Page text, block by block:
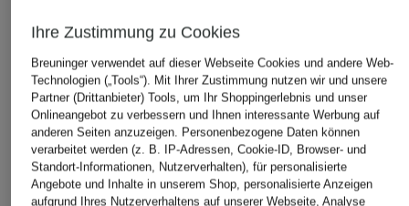
ÄHNLICHE ARTIKEL ENTDECKEN
Ihre Zustimmung zu Cookies
Breuninger verwendet auf dieser Webseite Cookies und andere Web-
Technologien („Tools“). Mit Ihrer Zustimmung nutzen wir und unsere
Partner (Drittanbieter) Tools, um Ihr Shoppingerlebnis und unser
Onlineangebot zu verbessern und Ihnen interessante Werbung auf
anderen Seiten anzuzeigen. Personenbezogene Daten können
verarbeitet werden (z. B. IP-Adressen, Cookie-ID, Browser- und
Standort-Informationen, Nutzerverhalten), für personalisierte
Angebote und Inhalte in unserem Shop, personalisierte Anzeigen
aufgrund Ihres Nutzerverhaltens auf unserer Webseite, Analyse